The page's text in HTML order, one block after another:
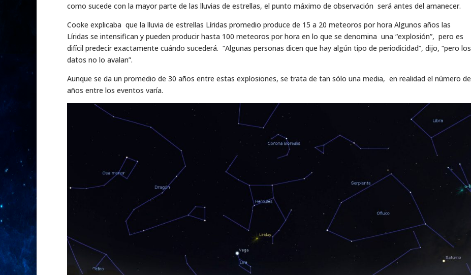
como sucede con la mayor parte de las lluvias de estrellas, el punto máximo de observación será antes del amanecer.
Cooke explicaba que la lluvia de estrellas Líridas promedio produce de 15 a 20 meteoros por hora Algunos años las
Líridas se intensifican y pueden producir hasta 100 meteoros por hora en lo que se denomina una “explosión”, pero es
difícil predecir exactamente cuándo sucederá. “Algunas personas dicen que hay algún tipo de periodicidad”, dijo, “pero los
datos no lo avalan”.
Aunque se da un promedio de 30 años entre estas explosiones, se trata de tan sólo una media, en realidad el número de
años entre los eventos varía.